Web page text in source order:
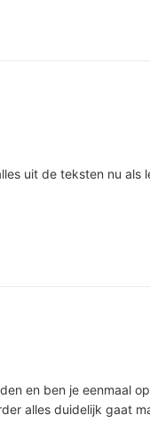
uit de teksten nu als
en ben je eenmaal
alles duidelijk gaat